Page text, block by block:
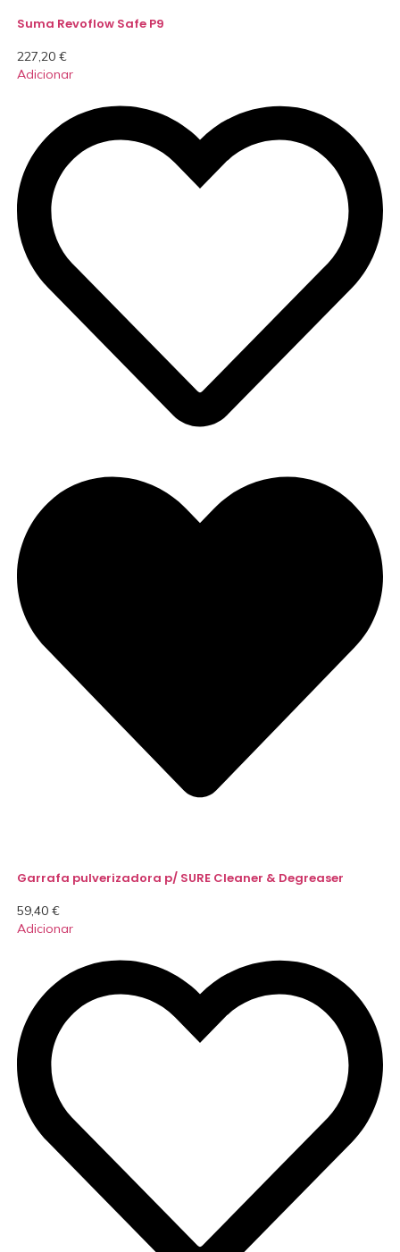
Suma Revoflow Safe P9
227,20 €
Adicionar
Garrafa pulverizadora p/ SURE Cleaner & Degreaser
59,40 €
Adicionar